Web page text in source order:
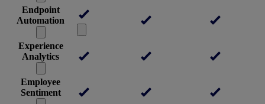
Endpoint
Automation
Experience
Analytics
Employee
Sentiment